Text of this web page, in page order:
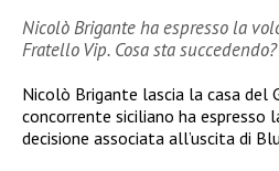
Nicolò Brigante ha espresso la
Fratello Vip. Cosa sta succedendo?
Nicolò Brigante lascia la casa del
concorrente siciliano ha espresso
decisione associata all’uscita di